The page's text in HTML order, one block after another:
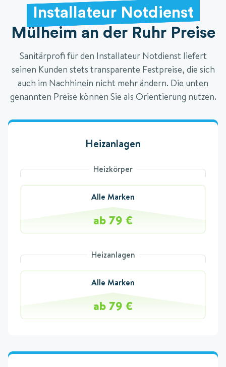
Installateur Notdienst
Mülheim an der Ruhr Preise
Sanitärprofi für den Installateur Notdienst liefert
seinen Kunden stets transparente Festpreise, die sich
auch im Nachhinein nicht mehr ändern. Die unten
genannten Preise können Sie als Orientierung nutzen.
Heizanlagen
Heizkörper
Alle Marken
ab 79 €
Heizanlagen
Alle Marken
ab 79 €